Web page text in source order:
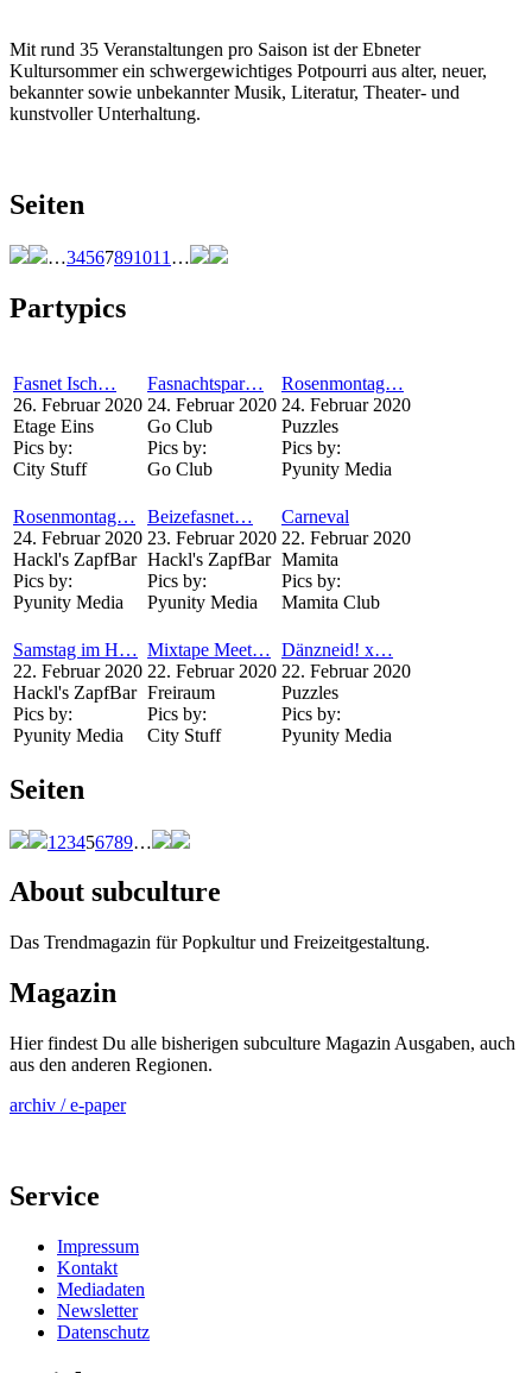
Mit rund 35 Veranstaltungen pro Saison ist der Ebneter
Kultursommer ein schwergewichtiges Potpourri aus alter, neuer,
bekannter sowie unbekannter Musik, Literatur, Theater- und
kunstvoller Unterhaltung.
Seiten
…34567891011 …
Partypics
Fasnet Isch…
26. Februar 2020
Etage Eins
Pics by:
City Stuff
Fasnachtspar…
24. Februar 2020
Go Club
Pics by:
Go Club
Rosenmontag…
24. Februar 2020
Puzzles
Pics by:
Pyunity Media
Rosenmontag…
24. Februar 2020
Hackl's ZapfBar
Pics by:
Pyunity Media
Beizefasnet…
23. Februar 2020
Hackl's ZapfBar
Pics by:
Pyunity Media
Carneval
22. Februar 2020
Mamita
Pics by:
Mamita Club
Samstag im H…
22. Februar 2020
Hackl's ZapfBar
Pics by:
Pyunity Media
Mixtape Meet…
22. Februar 2020
Freiraum
Pics by:
City Stuff
Dänzneid! x…
22. Februar 2020
Puzzles
Pics by:
Pyunity Media
Seiten
1 23456789…
About subculture
Das Trendmagazin für Popkultur und Freizeitgestaltung.
Magazin
Hier findest Du alle bisherigen subculture Magazin Ausgaben, auch
aus den anderen Regionen.
archiv / e-paper
Service
Impressum
Kontakt
Mediadaten
Newsletter
Datenschutz